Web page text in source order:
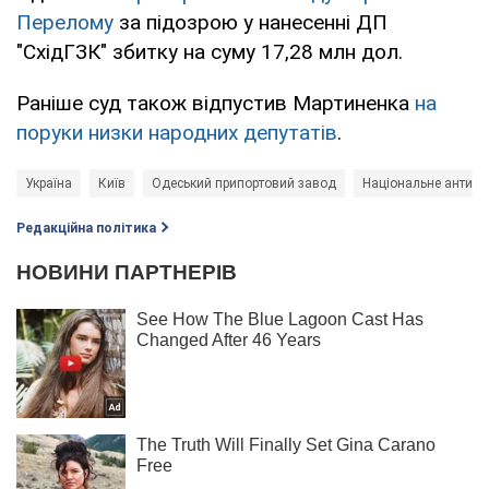
Перелому за підозрою у нанесенні ДП
"СхідГЗК" збитку на суму 17,28 млн дол.
Раніше суд також відпустив Мартиненка на
поруки низки народних депутатів.
Україна Київ Одеський припортовий завод Національне
Редакційна політика